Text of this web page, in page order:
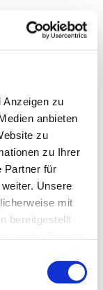
Anzeigen zu
anbieten
zu
zu Ihrer
Partner für
Unsere
mit
bereitgestellt